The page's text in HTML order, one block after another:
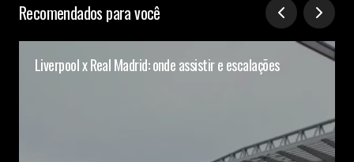
Recomendados para você
Liverpool x Real Madrid: onde assistir e escalações